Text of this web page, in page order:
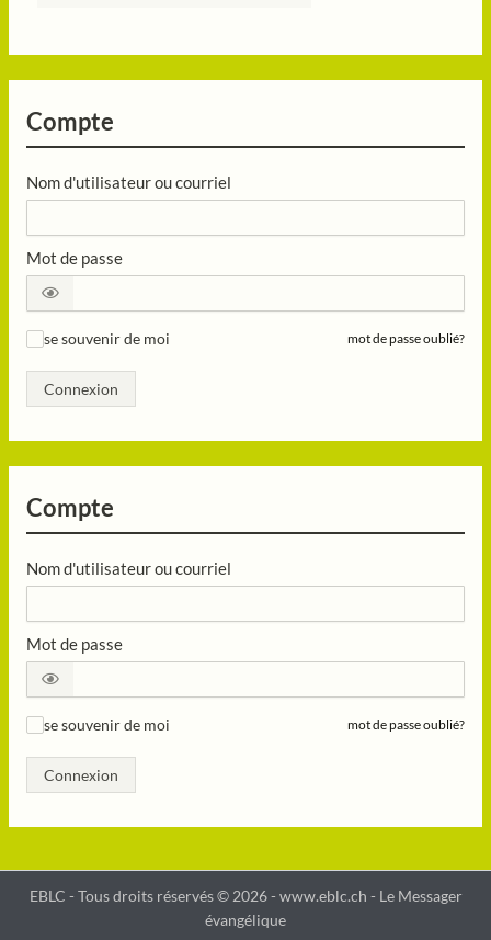
Compte
Nom d'utilisateur ou courriel
Mot de passe
se souvenir de moi mot de passe oublié?
Connexion
Compte
Nom d'utilisateur ou courriel
Mot de passe
se souvenir de moi mot de passe oublié?
Connexion
EBLC - Tous droits réservés © 2026 - www.eblc.ch - Le Messager
évangélique